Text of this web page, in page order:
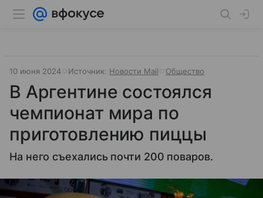
10 июня 2024 Источник: Новости Mail Общество
В Аргентине состоялся
чемпионат мира по
приготовлению пиццы
На него съехались почти 200 поваров.